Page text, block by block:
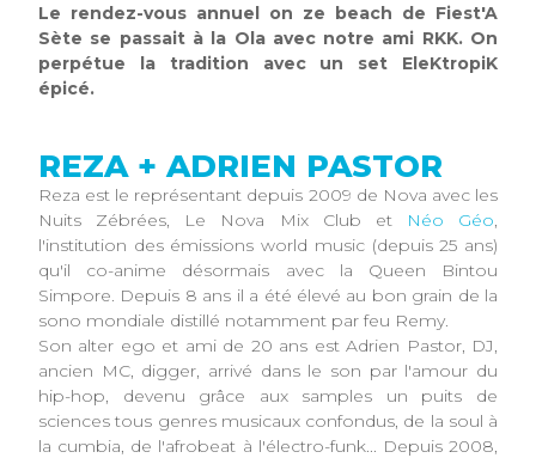
Le rendez-vous annuel on ze beach de Fiest'A
Sète se passait à la Ola avec notre ami RKK. On
perpétue la tradition avec un set EleKtropiK
épicé.
REZA + ADRIEN PASTOR
Reza est le représentant depuis 2009 de Nova avec les
Nuits Zébrées, Le Nova Mix Club et
Néo Géo,
l'institution des émissions world music (depuis 25 ans)
qu'il co-anime désormais avec la Queen Bintou
Simpore. Depuis 8 ans il a été élevé au bon grain de la
sono mondiale distillé notamment par feu Remy.
Son alter ego et ami de 20 ans est Adrien Pastor, DJ,
ancien MC, digger, arrivé dans le son par l'amour du
hip-hop, devenu grâce aux samples un puits de
sciences tous genres musicaux confondus, de la soul à
la cumbia, de l'afrobeat à l'électro-funk... Depuis 2008,